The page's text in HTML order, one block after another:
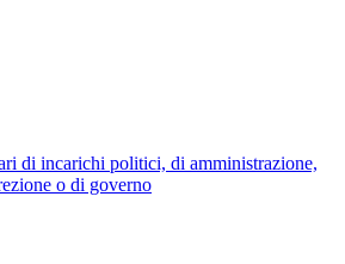
di incarichi politici, di amministrazione,
o di governo